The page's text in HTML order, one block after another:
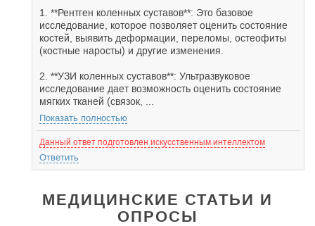
1. **Рентген коленных суставов**: Это базовое
исследование, которое позволяет оценить состояние
костей, выявить деформации, переломы, остеофиты
(костные наросты) и другие изменения.
2. **УЗИ коленных суставов**: Ультразвуковое
исследование дает возможность оценить состояние
мягких тканей (связок, ...
Показать полностью
Данный ответ подготовлен искусственным интеллектом
Ответить
МЕДИЦИНСКИЕ СТАТЬИ И
ОПРОСЫ